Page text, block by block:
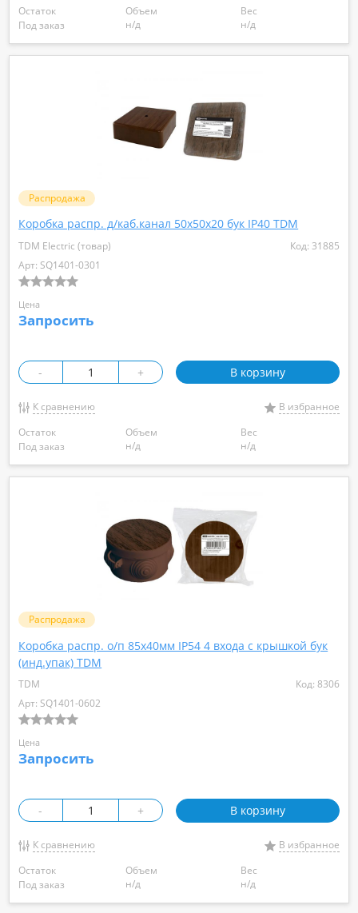
Остаток
Под заказ
Объем
н/д
Вес
н/д
Распродажа
Коробка распр. д/каб.канал 50х50х20 бук IP40 TDM
TDM Electric (товар)
Код: 31885
Арт: SQ1401-0301
Цена
Запросить
- + В корзину
К сравнению
В избранное
Остаток
Под заказ
Объем
н/д
Вес
н/д
Распродажа
Коробка распр. о/п 85х40мм IP54 4 входа с крышкой бук
(инд.упак) TDM
TDM
Код: 8306
Арт: SQ1401-0602
Цена
Запросить
- + В корзину
К сравнению
В избранное
Остаток
Под заказ
Объем
н/д
Вес
н/д